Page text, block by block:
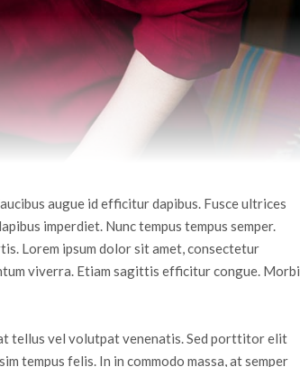
augue id efficitur dapibus. Fusce ultrices
imperdiet. Nunc tempus tempus semper.
Lorem ipsum dolor sit amet, consectetur
viverra. Etiam sagittis efficitur congue. Morbi
tellus vel volutpat venenatis. Sed porttitor elit
tempus felis. In in commodo massa, at semper